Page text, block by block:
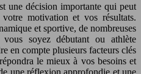
une décision importante qui peut
motivation et vos résultats.
et sportive, de nombreuses
soyez débutant ou athlète
en compte plusieurs facteurs clés
le mieux à vos besoins et
une réflexion approfondie et une